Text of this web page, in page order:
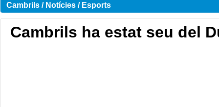
Cambrils / Notícies / Esports
Cambrils ha estat seu del